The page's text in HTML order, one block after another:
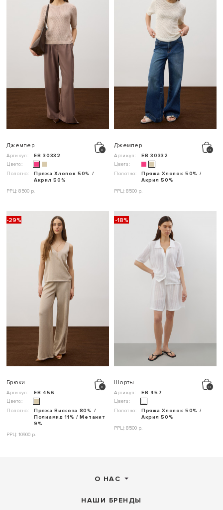
Джемпер
Артикул:
ЕВ 30332
Цвета:
Полотно:
Пряжа Хлопок 50% /
Акрил 50%
РРЦ: 8500 р.
Джемпер
Артикул:
ЕВ 30332
Цвета:
Полотно:
Пряжа Хлопок 50% /
Акрил 50%
РРЦ: 8500 р.
-29%
Брюки
Артикул:
ЕВ 456
Цвета:
Полотно:
Пряжа Вискоза 80% /
Полиамид 11% / Метанит
9%
РРЦ: 10900 р.
-18%
Шорты
Артикул:
ЕВ 457
Цвета:
Полотно:
Пряжа Хлопок 50% /
Акрил 50%
РРЦ: 8500 р.
О НАС
НАШИ БРЕНДЫ